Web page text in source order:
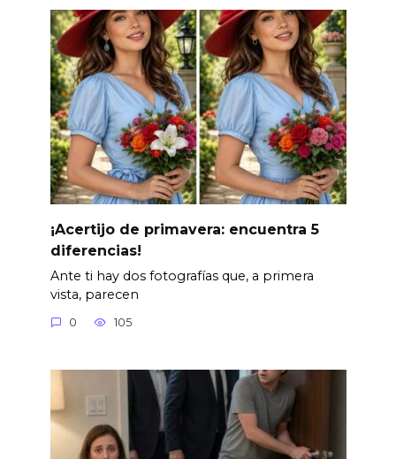
¡Acertijo de primavera: encuentra 5
diferencias!
Ante ti hay dos fotografías que, a primera
vista, parecen
0 105